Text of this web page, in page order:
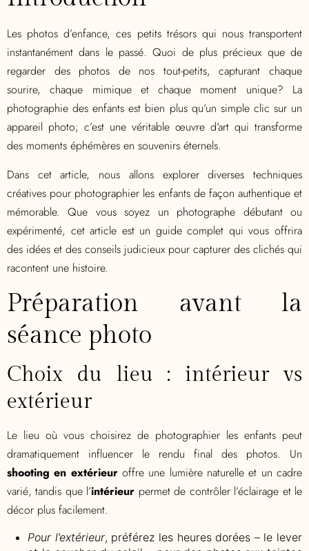
Les photos d’enfance, ces petits trésors qui nous transportent
instantanément dans le passé. Quoi de plus précieux que de
regarder des photos de nos tout-petits, capturant chaque
sourire, chaque mimique et chaque moment unique? La
photographie des enfants est bien plus qu’un simple clic sur un
appareil photo; c’est une véritable œuvre d’art qui transforme
des moments éphémères en souvenirs éternels.
Dans cet article, nous allons explorer diverses techniques
créatives pour photographier les enfants de façon authentique et
mémorable. Que vous soyez un photographe débutant ou
expérimenté, cet article est un guide complet qui vous offrira
des idées et des conseils judicieux pour capturer des clichés qui
racontent une histoire.
Préparation avant la
séance photo
Choix du lieu : intérieur vs
extérieur
Le lieu où vous choisirez de photographier les enfants peut
dramatiquement influencer le rendu final des photos. Un
shooting en extérieuroffre une lumière naturelle et un cadre
varié, tandis que l’intérieur permet de contrôler l’éclairage et le
décor plus facilement.
Pour l’extérieur, préférez les heures dorées – le lever